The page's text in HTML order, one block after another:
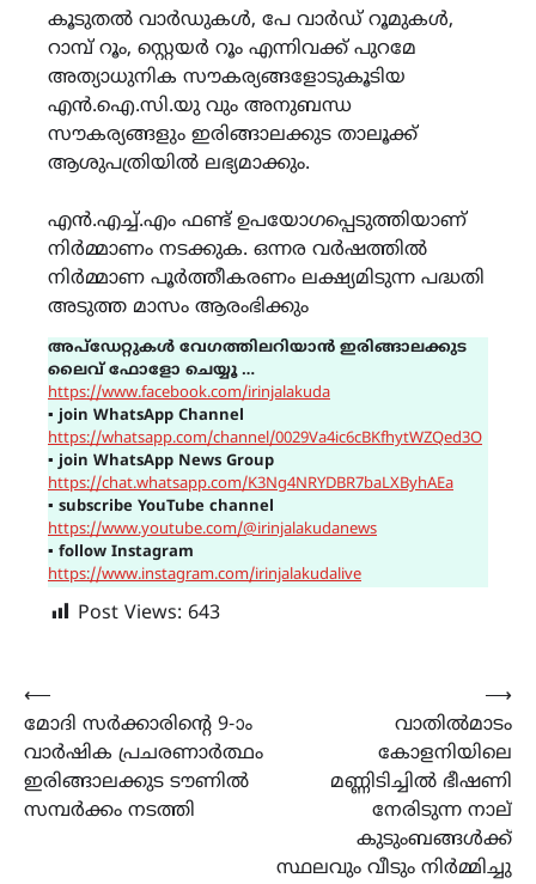
കൂടുതൽ വാർഡുകൾ, പേ വാർഡ് റൂമുകൾ,
റാമ്പ് റൂം, സ്റ്റെയർ റൂം എന്നിവക്ക് പുറമേ
അത്യാധുനിക സൗകര്യങ്ങളോടുകൂടിയ
എൻ.ഐ.സി.യു വും അനുബന്ധ
സൗകര്യങ്ങളും ഇരിങ്ങാലക്കുട താലൂക്ക്
ആശുപത്രിയിൽ ലഭ്യമാക്കും.
എൻ.എച്ച്.എം ഫണ്ട് ഉപയോഗപ്പെടുത്തിയാണ്
നിർമ്മാണം നടക്കുക. ഒന്നര വർഷത്തിൽ
നിർമ്മാണ പൂർത്തീകരണം ലക്ഷ്യമിടുന്ന പദ്ധതി
അടുത്ത മാസം ആരംഭിക്കും
അപ്ഡേറ്റുകൾ വേഗത്തിലറിയാൻ ഇരിങ്ങാലക്കുട
ലൈവ് ഫോളോ ചെയ്യൂ …
https://www.facebook.com/irinjalakuda
▪ join WhatsApp Channel
https://whatsapp.com/channel/0029Va4ic6cBKfhytWZQed3O
▪ join WhatsApp News Group
https://chat.whatsapp.com/K3Ng4NRYDBR7baLXByhAEa
▪ subscribe YouTube channel
https://www.youtube.com/@irinjalakudanews
▪ follow Instagram
https://www.instagram.com/irinjalakudalive
Post Views: 643
Post
navigation
⟵
മോദി സർക്കാരിന്‍റെ 9-ാം
വാർഷിക പ്രചരണാർത്ഥം
ഇരിങ്ങാലക്കുട ടൗണിൽ
സമ്പർക്കം നടത്തി
വാതിൽമാടം
കോളനിയിലെ
മണ്ണിടിച്ചിൽ ഭീഷണി
നേരിടുന്ന നാല്
കുടുംബങ്ങൾക്ക്
സ്ഥലവും വീടും നിർമ്മിച്ചു
⟶